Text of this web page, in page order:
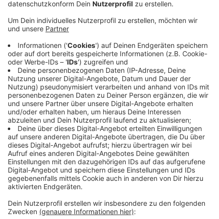
Anzeige
Die Pflegerinnen und Pfleger bekommen dann eine VR-
Brille aufgesetzt, müssen Controller in die Hand
nehmen und tauchen damit in ein virtuelles
Patientenzimmer ein. Rein digital müssen sie sich dann
um kleine und große Patienten kümmern, mit ihnen
kommunizieren und Entscheidungen treffen. Die
virtuelle Realität hätte viele Vorteile, heißt es von der
Telekom. Viele Szenarien könne man so ganz einfach
trainieren, sowohl in der Ausbildung als auch noch
später im Job.
Anzeige